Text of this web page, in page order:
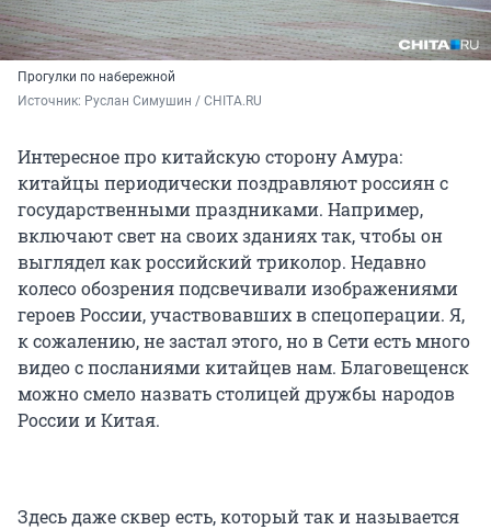
Прогулки по набережной
Источник: Руслан Симушин / CHITA.RU
Интересное про китайскую сторону Амура:
китайцы периодически поздравляют россиян с
государственными праздниками. Например,
включают свет на своих зданиях так, чтобы он
выглядел как российский триколор. Недавно
колесо обозрения подсвечивали изображениями
героев России, участвовавших в спецоперации. Я,
к сожалению, не застал этого, но в Сети есть много
видео с посланиями китайцев нам. Благовещенск
можно смело назвать столицей дружбы народов
России и Китая.
Здесь даже сквер есть, который так и называется